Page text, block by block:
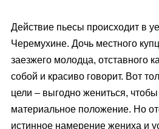
Действие пьесы происходит в
Черемухине. Дочь местного
заезжего молодца, отставного
собой и красиво говорит. Вот
цели – выгодно жениться,
материальное положение. Но
истинное намерение жениха и